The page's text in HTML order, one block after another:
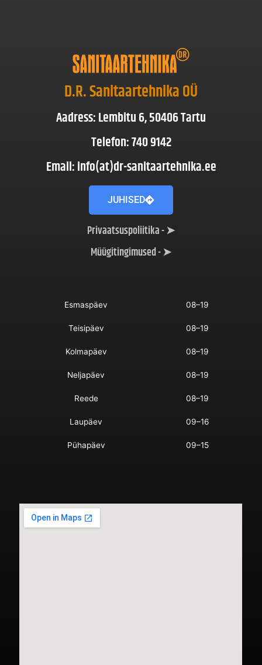
D.R. Sanitaartehnika OÜ
Aadress: Lembitu 6, 50406 Tartu
Telefon: 740 9142
Email: info(at)dr-sanitaartehnika.ee
JUHISED
Privaatsuspoliitika - ➤
Müügitingimused - ➤
Esmaspäev 08–19
Teisipäev 08–19
Kolmapäev 08–19
Neljapäev 08–19
Reede 08–19
Laupäev 09–16
Pühapäev 09–15